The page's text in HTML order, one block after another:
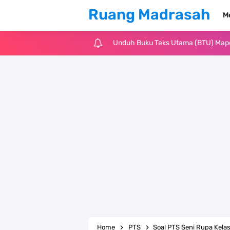
Ruang Madrasah
Unduh Buku Teks Utama (BTU) Al-
Home PTS Soal PTS Seni Rupa